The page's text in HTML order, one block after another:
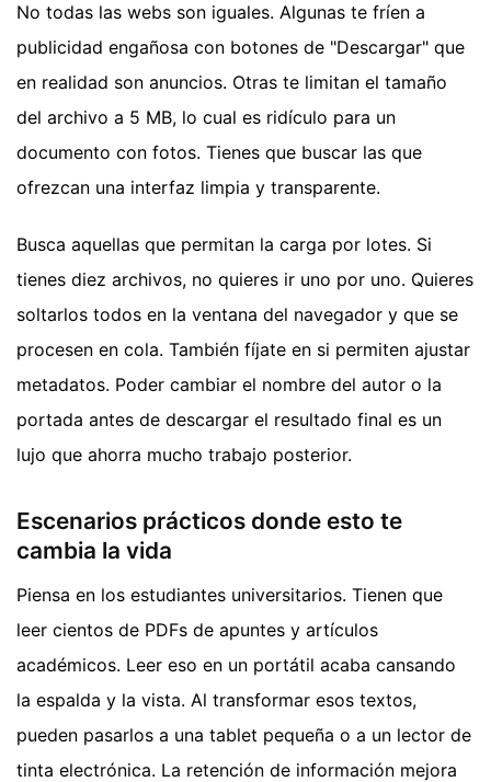
No todas las webs son iguales. Algunas te fríen a
publicidad engañosa con botones de "Descargar" que
en realidad son anuncios. Otras te limitan el tamaño
del archivo a 5 MB, lo cual es ridículo para un
documento con fotos. Tienes que buscar las que
ofrezcan una interfaz limpia y transparente.
Busca aquellas que permitan la carga por lotes. Si
tienes diez archivos, no quieres ir uno por uno. Quieres
soltarlos todos en la ventana del navegador y que se
procesen en cola. También fíjate en si permiten ajustar
metadatos. Poder cambiar el nombre del autor o la
portada antes de descargar el resultado final es un
lujo que ahorra mucho trabajo posterior.
Escenarios prácticos donde esto te
cambia la vida
Piensa en los estudiantes universitarios. Tienen que
leer cientos de PDFs de apuntes y artículos
académicos. Leer eso en un portátil acaba cansando
la espalda y la vista. Al transformar esos textos,
pueden pasarlos a una tablet pequeña o a un lector de
tinta electrónica. La retención de información mejora